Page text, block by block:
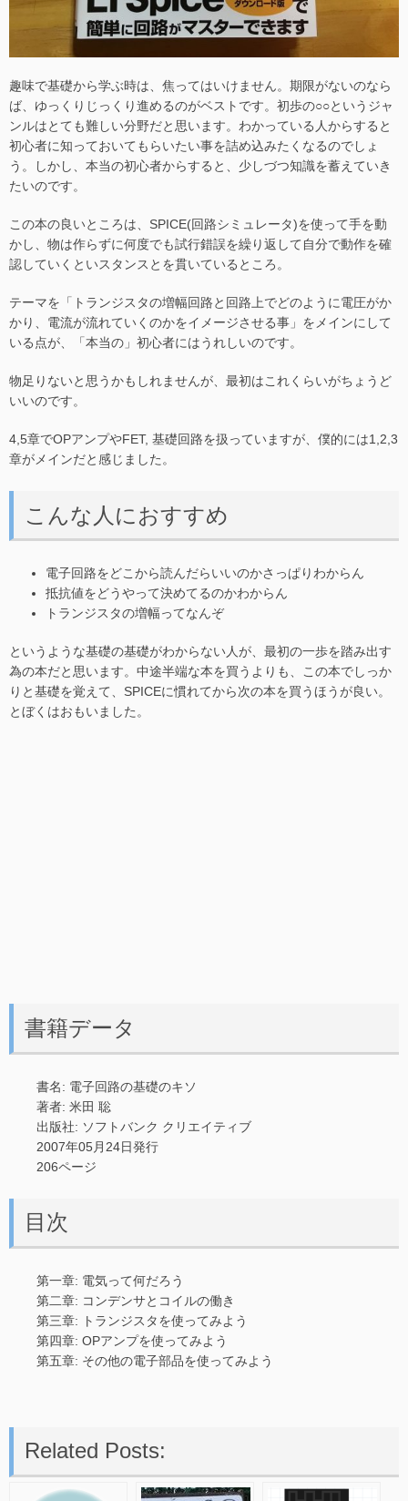
趣味で基礎から学ぶ時は、焦ってはいけません。期限がないのなら
ば、ゆっくりじっくり進めるのがベストです。初歩の○○というジャ
ンルはとても難しい分野だと思います。わかっている人からすると
初心者に知っておいてもらいたい事を詰め込みたくなるのでしょ
う。しかし、本当の初心者からすると、少しづつ知識を蓄えていき
たいのです。
この本の良いところは、SPICE(回路シミュレータ)を使って手を動
かし、物は作らずに何度でも試行錯誤を繰り返して自分で動作を確
認していくといスタンスとを貫いているところ。
テーマを「トランジスタの増幅回路と回路上でどのように電圧がか
かり、電流が流れていくのかをイメージさせる事」をメインにして
いる点が、「本当の」初心者にはうれしいのです。
物足りないと思うかもしれませんが、最初はこれくらいがちょうど
いいのです。
4,5章でOPアンプやFET, 基礎回路を扱っていますが、僕的には1,2,3
章がメインだと感じました。
こんな人におすすめ
電子回路をどこから読んだらいいのかさっぱりわからん
抵抗値をどうやって決めてるのかわからん
トランジスタの増幅ってなんぞ
というような基礎の基礎がわからない人が、最初の一歩を踏み出す
為の本だと思います。中途半端な本を買うよりも、この本でしっか
りと基礎を覚えて、SPICEに慣れてから次の本を買うほうが良い。
とぼくはおもいました。
書籍データ
書名: 電子回路の基礎のキソ
著者: 米田 聡
出版社: ソフトバンク クリエイティブ
2007年05月24日発行
206ページ
目次
第一章: 電気って何だろう
第二章: コンデンサとコイルの働き
第三章: トランジスタを使ってみよう
第四章: OPアンプを使ってみよう
第五章: その他の電子部品を使ってみよう
Related Posts: